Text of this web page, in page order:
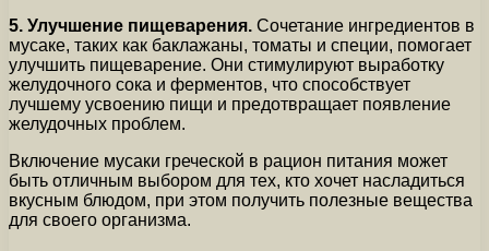
5. Улучшение пищеварения. Сочетание ингредиентов в
мусаке, таких как баклажаны, томаты и специи, помогает
улучшить пищеварение. Они стимулируют выработку
желудочного сока и ферментов, что способствует
лучшему усвоению пищи и предотвращает появление
желудочных проблем.
Включение мусаки греческой в рацион питания может
быть отличным выбором для тех, кто хочет насладиться
вкусным блюдом, при этом получить полезные вещества
для своего организма.